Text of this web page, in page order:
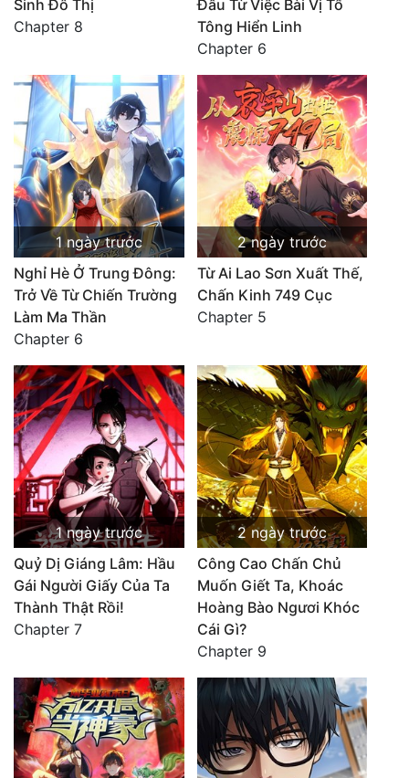
Sinh Đô Thị
Chapter 8
Đầu Từ Việc Bài Vị Tổ
Tông Hiển Linh
Chapter 6
1 ngày trước
Nghỉ Hè Ở Trung Đông:
Trở Về Từ Chiến Trường
Làm Ma Thần
Chapter 6
2 ngày trước
Từ Ai Lao Sơn Xuất Thế,
Chấn Kinh 749 Cục
Chapter 5
1 ngày trước
Quỷ Dị Giáng Lâm: Hầu
Gái Người Giấy Của Ta
Thành Thật Rồi!
Chapter 7
2 ngày trước
Công Cao Chấn Chủ
Muốn Giết Ta, Khoác
Hoàng Bào Ngươi Khóc
Cái Gì?
Chapter 9